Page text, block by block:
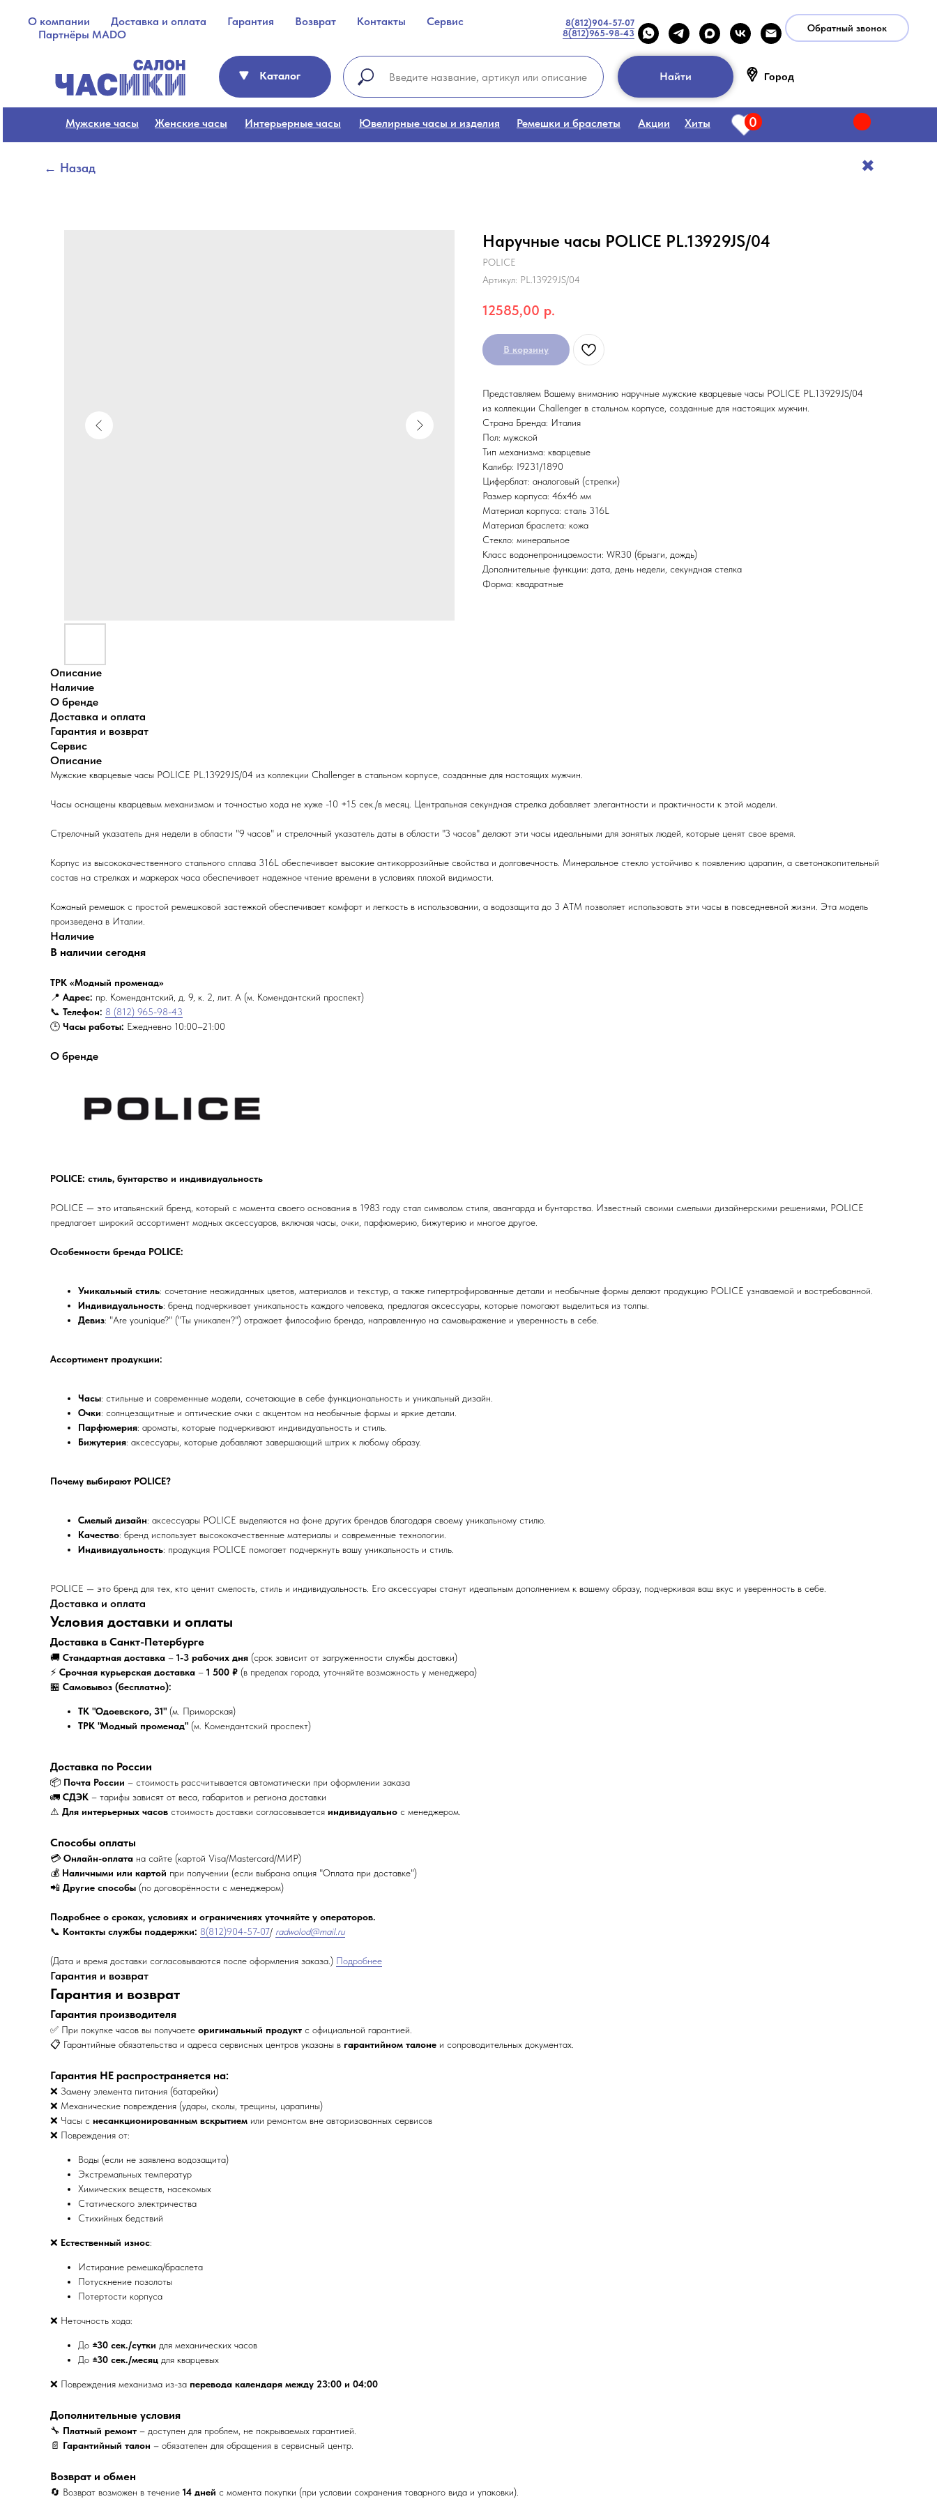
О компании Доставка и оплата Гарантия Возврат Контакты
Сервис
Партнёры MADO
8(812)904-57-07
8(812)965-98-43
Обратный звонок
Найти Город
Мужские часы Женские часы Интерьерные часы Ювелирные часы и изделия Ремешки и браслеты Акции Хиты 0
← Назад ✖️
Каталог
Наручные часы POLICE PL.13929JS/04
POLICE
Артикул: PL.13929JS/04
12585,00 р.
В корзину
Представляем Вашему вниманию наручные мужские кварцевые часы POLICE PL.13929JS/04
из коллекции Challenger в стальном корпусе, созданные для настоящих мужчин.
Страна Бренда: Италия
Пол: мужской
Тип механизма: кварцевые
Калибр: I9231/1890
Циферблат: аналоговый (стрелки)
Размер корпуса: 46х46 мм
Материал корпуса: сталь 316L
Материал браслета: кожа
Стекло: минеральное
Класс водонепроницаемости: WR30 (брызги, дождь)
Дополнительные функции: дата, день недели, секундная стелка
Форма: квадратные
Описание
Наличие
О бренде
Доставка и оплата
Гарантия и возврат
Сервис
Описание
Мужские кварцевые часы POLICE PL.13929JS/04 из коллекции Challenger в стальном корпусе, созданные для настоящих мужчин.
Часы оснащены кварцевым механизмом и точностью хода не хуже -10 +15 сек./в месяц. Центральная секундная стрелка добавляет элегантности и практичности к этой модели.
Стрелочный указатель дня недели в области "9 часов" и стрелочный указатель даты в области "3 часов" делают эти часы идеальными для занятых людей, которые ценят свое время.
Корпус из высококачественного стального сплава 316L обеспечивает высокие антикоррозийные свойства и долговечность. Минеральное стекло устойчиво к появлению царапин, а светонакопительный
состав на стрелках и маркерах часа обеспечивает надежное чтение времени в условиях плохой видимости.
Кожаный ремешок с простой ремешковой застежкой обеспечивает комфорт и легкость в использовании, а водозащита до 3 АТМ позволяет использовать эти часы в повседневной жизни. Эта модель
произведена в Италии.
Наличие
В наличии сегодня
ТРК «Модный променад»
📍 Адрес: пр. Комендантский, д. 9, к. 2, лит. А (м. Комендантский проспект)
📞 Телефон: 8 (812) 965-98-43
🕒 Часы работы: Ежедневно 10:00–21:00
О бренде
POLICE: стиль, бунтарство и индивидуальность
POLICE — это итальянский бренд, который с момента своего основания в 1983 году стал символом стиля, авангарда и бунтарства. Известный своими смелыми дизайнерскими решениями, POLICE
предлагает широкий ассортимент модных аксессуаров, включая часы, очки, парфюмерию, бижутерию и многое другое.
Особенности бренда POLICE:
Уникальный стиль: сочетание неожиданных цветов, материалов и текстур, а также гипертрофированные детали и необычные формы делают продукцию POLICE узнаваемой и востребованной.
Индивидуальность: бренд подчеркивает уникальность каждого человека, предлагая аксессуары, которые помогают выделиться из толпы.
Девиз: "Are younique?" ("Ты уникален?") отражает философию бренда, направленную на самовыражение и уверенность в себе.
Ассортимент продукции:
Часы: стильные и современные модели, сочетающие в себе функциональность и уникальный дизайн.
Очки: солнцезащитные и оптические очки с акцентом на необычные формы и яркие детали.
Парфюмерия: ароматы, которые подчеркивают индивидуальность и стиль.
Бижутерия: аксессуары, которые добавляют завершающий штрих к любому образу.
Почему выбирают POLICE?
Смелый дизайн: аксессуары POLICE выделяются на фоне других брендов благодаря своему уникальному стилю.
Качество: бренд использует высококачественные материалы и современные технологии.
Индивидуальность: продукция POLICE помогает подчеркнуть вашу уникальность и стиль.
POLICE — это бренд для тех, кто ценит смелость, стиль и индивидуальность. Его аксессуары станут идеальным дополнением к вашему образу, подчеркивая ваш вкус и уверенность в себе.
Доставка и оплата
Условия доставки и оплаты
Доставка в Санкт-Петербурге
🚚 Стандартная доставка – 1-3 рабочих дня (срок зависит от загруженности службы доставки)
⚡ Срочная курьерская доставка – 1 500 ₽ (в пределах города, уточняйте возможность у менеджера)
🏪 Самовывоз (бесплатно):
ТК "Одоевского, 31" (м. Приморская)
ТРК "Модный променад" (м. Комендантский проспект)
Доставка по России
📦 Почта России – стоимость рассчитывается автоматически при оформлении заказа
🚛 СДЭК – тарифы зависят от веса, габаритов и региона доставки
⚠ Для интерьерных часов стоимость доставки согласовывается индивидуально с менеджером.
Способы оплаты
💳 Онлайн-оплата на сайте (картой Visa/Mastercard/МИР)
💰 Наличными или картой при получении (если выбрана опция "Оплата при доставке")
📲 Другие способы (по договорённости с менеджером)
Подробнее о сроках, условиях и ограничениях уточняйте у операторов.
📞 Контакты службы поддержки: 8(812)904-57-07/ radwolod@mail.ru
(Дата и время доставки согласовываются после оформления заказа.) Подробнее
Гарантия и возврат
Гарантия и возврат
Гарантия производителя
✅ При покупке часов вы получаете оригинальный продукт с официальной гарантией.
📋 Гарантийные обязательства и адреса сервисных центров указаны в гарантийном талоне и сопроводительных документах.
Гарантия НЕ распространяется на:
❌ Замену элемента питания (батарейки)
❌ Механические повреждения (удары, сколы, трещины, царапины)
❌ Часы с несанкционированным вскрытием или ремонтом вне авторизованных сервисов
❌ Повреждения от:
Воды (если не заявлена водозащита)
Экстремальных температур
Химических веществ, насекомых
Статического электричества
Стихийных бедствий
❌ Естественный износ:
Истирание ремешка/браслета
Потускнение позолоты
Потертости корпуса
❌ Неточность хода:
До ±30 сек./сутки для механических часов
До ±30 сек./месяц для кварцевых
❌ Повреждения механизма из-за перевода календаря между 23:00 и 04:00
Дополнительные условия
🔧 Платный ремонт – доступен для проблем, не покрываемых гарантией.
📄 Гарантийный талон – обязателен для обращения в сервисный центр.
Возврат и обмен
🔄 Возврат возможен в течение 14 дней с момента покупки (при условии сохранения товарного вида и упаковки).